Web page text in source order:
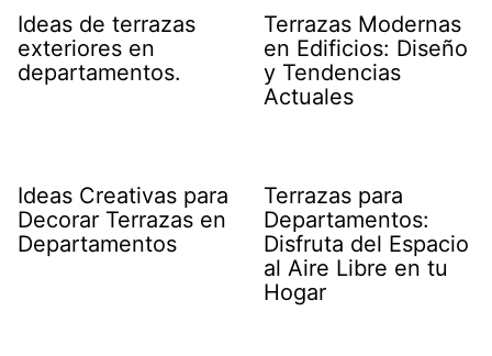
Ideas de terrazas
exteriores en
departamentos.
Terrazas Modernas
en Edificios: Diseño
y Tendencias
Actuales
Ideas Creativas para
Decorar Terrazas en
Departamentos
Terrazas para
Departamentos:
Disfruta del Espacio
al Aire Libre en tu
Hogar